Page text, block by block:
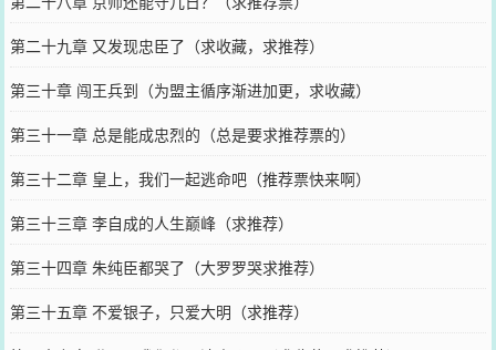
第二十九章 又发现忠臣了（求收藏，求推荐）
第三十章 闯王兵到（为盟主循序渐进加更，求收藏）
第三十一章 总是能成忠烈的（总是要求推荐票的）
第三十二章 皇上，我们一起逃命吧（推荐票快来啊）
第三十三章 李自成的人生巅峰（求推荐）
第三十四章 朱纯臣都哭了（大罗罗哭求推荐）
第三十五章 不爱银子，只爱大明（求推荐）